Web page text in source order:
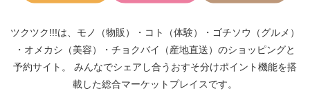
ツクツク!!!は、 モノ（物販） ・ コト（体験） ・ ゴチソウ（グルメ）
・ オメカシ（美容） ・ チョクバイ（産地直送） のショッピングと
予約サイト。
みんなでシェアし合う おすそ分けポイント機能を搭
載した総合マーケットプレイスです。